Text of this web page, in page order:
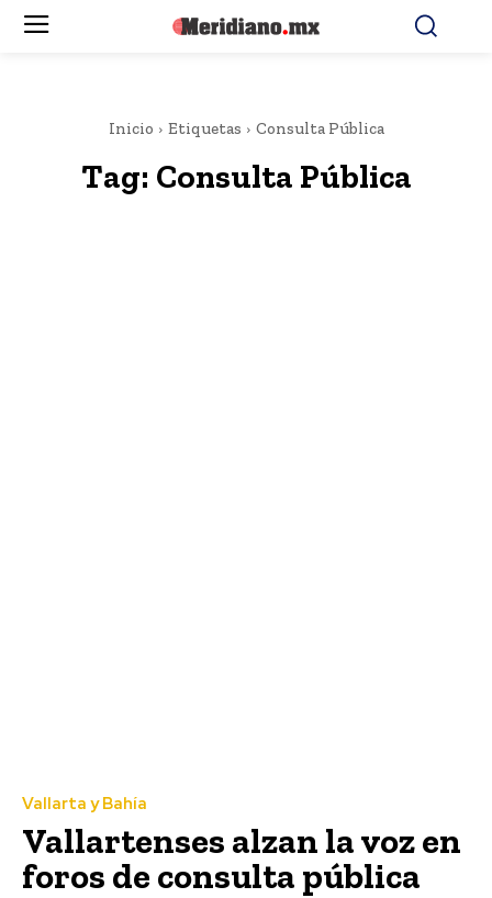
Inicio Etiquetas Consulta Pública
Tag: Consulta Pública
Vallarta y Bahía
Vallartenses alzan la voz en
foros de consulta pública